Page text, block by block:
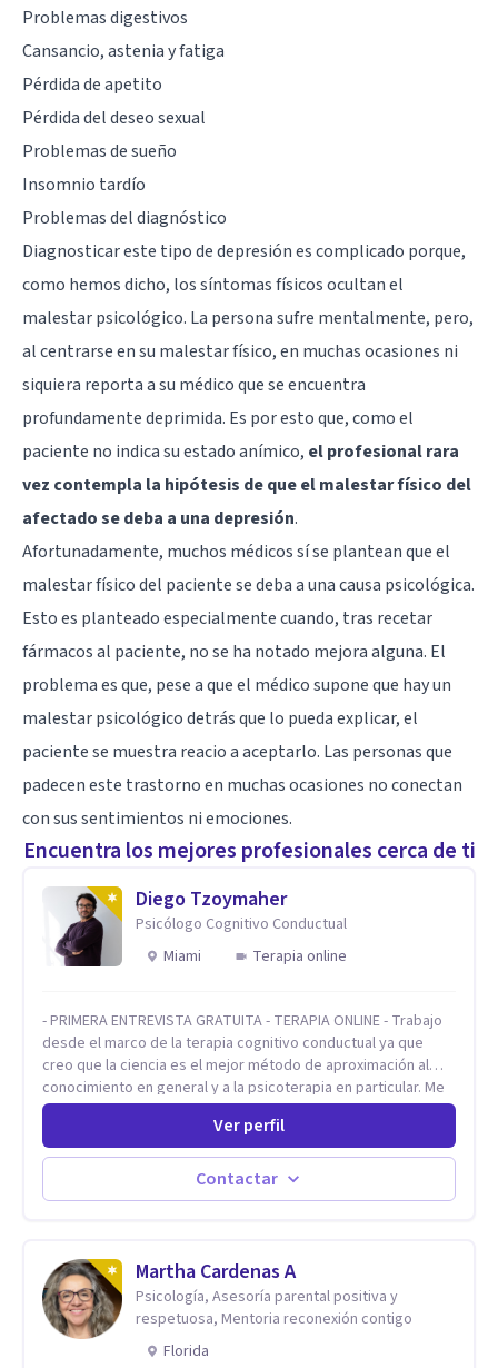
Problemas digestivos
Cansancio, astenia y fatiga
Pérdida de apetito
Pérdida del deseo sexual
Problemas de sueño
Insomnio tardío
Problemas del diagnóstico
Diagnosticar este tipo de depresión es complicado porque,
como hemos dicho, los síntomas físicos ocultan el
malestar psicológico. La persona sufre mentalmente, pero,
al centrarse en su malestar físico, en muchas ocasiones ni
siquiera reporta a su médico que se encuentra
profundamente deprimida. Es por esto que, como el
paciente no indica su estado anímico, el profesional rara
vez contempla la hipótesis de que el malestar físico del
afectado se deba a una depresión.
Afortunadamente, muchos médicos sí se plantean que el
malestar físico del paciente se deba a una causa psicológica.
Esto es planteado especialmente cuando, tras recetar
fármacos al paciente, no se ha notado mejora alguna. El
problema es que, pese a que el médico supone que hay un
malestar psicológico detrás que lo pueda explicar, el
paciente se muestra reacio a aceptarlo. Las personas que
padecen este trastorno en muchas ocasiones no conectan
con sus sentimientos ni emociones.
Encuentra los mejores profesionales cerca de ti
Diego Tzoymaher
Psicólogo Cognitivo Conductual
Miami
Terapia online
- PRIMERA ENTREVISTA GRATUITA - TERAPIA ONLINE - Trabajo
desde el marco de la terapia cognitivo conductual ya que
creo que la ciencia es el mejor método de aproximación al
conocimiento en general y a la psicoterapia en particular. Me
interesan los procesos de cambio conductual por los que una
persona pueda alcanzar sus objetivos, transitando,
aceptando y modificando sus patrones cognitivos y
emocionales. Abordo patologías específicas como trastornos
de ansiedad y del ánimo, y también crisis vitales y procesos
Ver perfil
Contactar
Martha Cardenas A
Psicología, Asesoría parental positiva y
respetuosa, Mentoria reconexión contigo
Florida